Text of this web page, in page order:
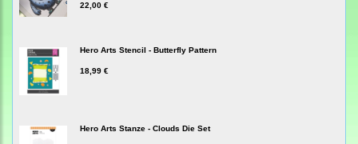
22,00 €
Hero Arts Stencil - Butterfly Pattern
18,99 €
Hero Arts Stanze - Clouds Die Set